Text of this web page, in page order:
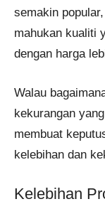
semakin
mahukan kualiti
dengan harga
Walau
kekurangan
membuat
kelebihan dan
Kelebihan